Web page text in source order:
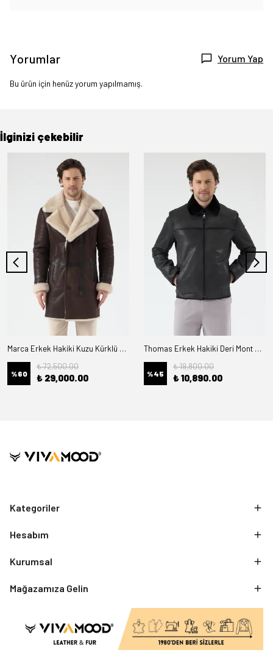
Yorumlar Yorum Yap
Bu ürün için henüz yorum yapılmamış.
İlginizi çekebilir
Marca Erkek Hakiki Kuzu Kürklü Deri Kaban
%60
₺ 72,500.00
₺ 29,000.00
Thomas Erkek Hakiki Deri Mont Kürk Astarlı
%45
₺ 19,800.00
₺ 10,890.00
Kategoriler
Hesabım
Kurumsal
Mağazamıza Gelin